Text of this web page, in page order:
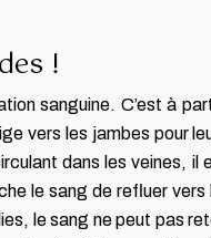
!
sanguine. C’est à
vers les jambes pour
dans les veines,
le sang de refluer
le sang ne peut pas